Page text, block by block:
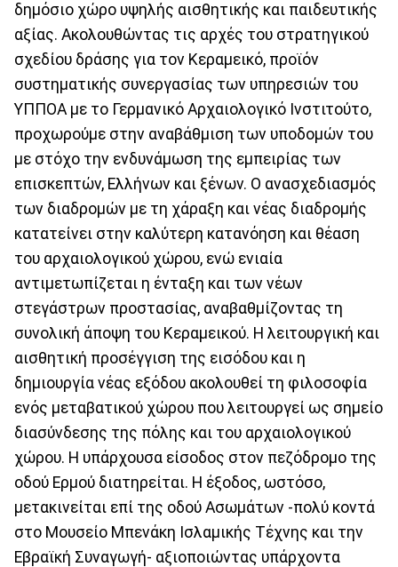
δημόσιο χώρο υψηλής αισθητικής και παιδευτικής
αξίας. Ακολουθώντας τις αρχές του στρατηγικού
σχεδίου δράσης για τον Κεραμεικό, προϊόν
συστηματικής συνεργασίας των υπηρεσιών του
ΥΠΠΟΑ με το Γερμανικό Αρχαιολογικό Ινστιτούτο,
προχωρούμε στην αναβάθμιση των υποδομών του
με στόχο την ενδυνάμωση της εμπειρίας των
επισκεπτών, Ελλήνων και ξένων. Ο ανασχεδιασμός
των διαδρομών με τη χάραξη και νέας διαδρομής
κατατείνει στην καλύτερη κατανόηση και θέαση
του αρχαιολογικού χώρου, ενώ ενιαία
αντιμετωπίζεται η ένταξη και των νέων
στεγάστρων προστασίας, αναβαθμίζοντας τη
συνολική άποψη του Κεραμεικού. Η λειτουργική και
αισθητική προσέγγιση της εισόδου και η
δημιουργία νέας εξόδου ακολουθεί τη φιλοσοφία
ενός μεταβατικού χώρου που λειτουργεί ως σημείο
διασύνδεσης της πόλης και του αρχαιολογικού
χώρου. Η υπάρχουσα είσοδος στον πεζόδρομο της
οδού Ερμού διατηρείται. Η έξοδος, ωστόσο,
μετακινείται επί της οδού Ασωμάτων -πολύ κοντά
στο Μουσείο Μπενάκη Ισλαμικής Τέχνης και την
Εβραϊκή Συναγωγή- αξιοποιώντας υπάρχοντα